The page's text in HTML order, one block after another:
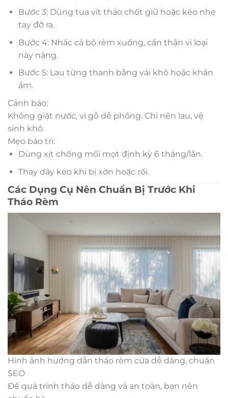
Bước 3: Dùng tua vít tháo chốt giữ hoặc kéo nhẹ
tay đỡ ra.
Bước 4: Nhấc cả bộ rèm xuống, cẩn thận vì loại
này nặng.
Bước 5: Lau từng thanh bằng vải khô hoặc khăn
ẩm.
Cảnh báo:
Không giặt nước, vì gỗ dễ phồng. Chỉ nên lau, vệ
sinh khô.
Mẹo bảo trì:
Dùng xịt chống mối mọt định kỳ 6 tháng/lần.
Thay dây kéo khi bị xờn hoặc rối.
Các Dụng Cụ Nên Chuẩn Bị Trước Khi
Tháo Rèm
Hình ảnh hướng dẫn tháo rèm cửa dễ dàng, chuẩn
SEO
Để quá trình tháo dễ dàng và an toàn, bạn nên